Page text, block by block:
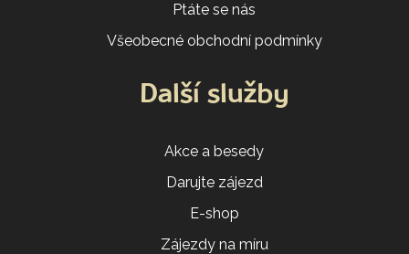
Ptáte se nás
Všeobecné obchodní podmínky
Další služby
Akce a besedy
Darujte zájezd
E-shop
Zájezdy na míru